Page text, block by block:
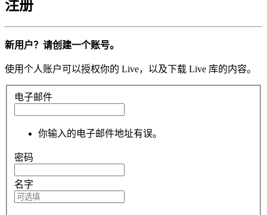
注册
新用户？请创建一个账号。
使用个人账户可以授权你的 Live，以及下载 Live 库的内容。
电子邮件
你输入的电子邮件地址有误。
密码
名字